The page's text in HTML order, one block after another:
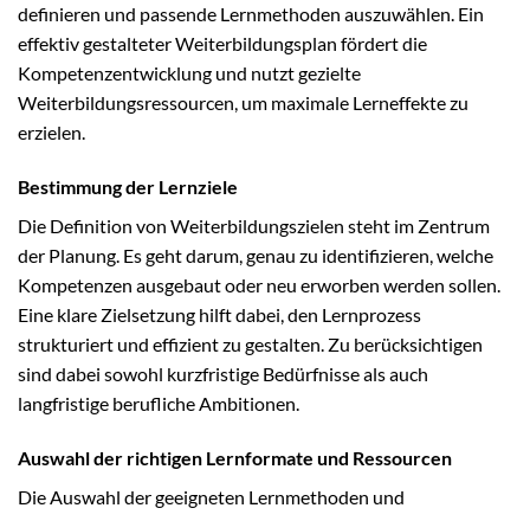
definieren und passende Lernmethoden auszuwählen. Ein
effektiv gestalteter Weiterbildungsplan fördert die
Kompetenzentwicklung und nutzt gezielte
Weiterbildungsressourcen, um maximale Lerneffekte zu
erzielen.
Bestimmung der Lernziele
Die Definition von Weiterbildungszielen steht im Zentrum
der Planung. Es geht darum, genau zu identifizieren, welche
Kompetenzen ausgebaut oder neu erworben werden sollen.
Eine klare Zielsetzung hilft dabei, den Lernprozess
strukturiert und effizient zu gestalten. Zu berücksichtigen
sind dabei sowohl kurzfristige Bedürfnisse als auch
langfristige berufliche Ambitionen.
Auswahl der richtigen Lernformate und Ressourcen
Die Auswahl der geeigneten Lernmethoden und